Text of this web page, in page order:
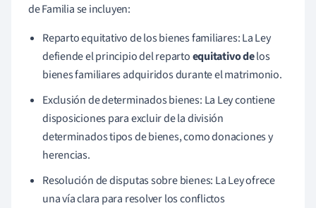
de Familia se incluyen:
Reparto equitativo de los bienes familiares: La Ley
defiende el principio del repartoequitativo delos
bienes familiares adquiridos durante el matrimonio.
Exclusión de determinados bienes: La Ley contiene
disposiciones para excluir de la división
determinados tipos de bienes, como donaciones y
herencias.
Resolución de disputas sobre bienes: La Ley ofrece
una vía clara para resolver los conflictos